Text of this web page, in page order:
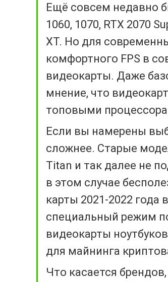
Ещё совсем недавно
1060, 1070, RTX 2070
XT. Но для
комфортного FPS в
видеокарты. Даже
мнение, что
топовыми
Если вы намерены
сложнее. Старые
Titan и так далее не
в этом случае
карты 2021-2022
специальный режим
видеокарты
для майнинга
Что касается